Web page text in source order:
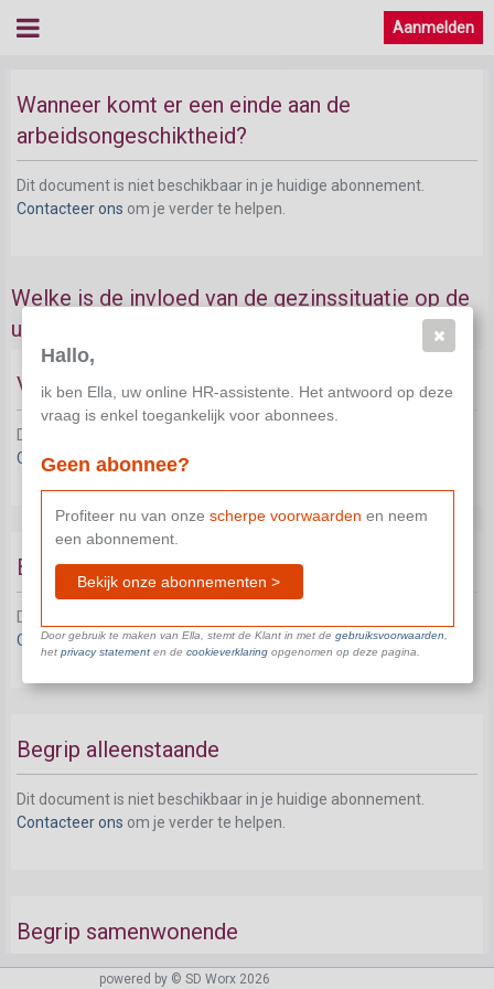
Aanmelden
Wanneer komt er een einde aan de
arbeidsongeschiktheid?
Dit document is niet beschikbaar in je huidige abonnement.
Contacteer ons om je verder te helpen.
Welke is de invloed van de gezinssituatie op de
uitkeringen? Bewijslast?
Vanaf wanneer belangrijk?
Dit document is niet beschikbaar in je huidige abonnement.
Contacteer onsom je verder te helpen.
Begrip gezinslast
Dit document is niet beschikbaar in je huidige abonnement.
Contacteer onsom je verder te helpen.
Begrip alleenstaande
Dit document is niet beschikbaar in je huidige abonnement.
Contacteer ons om je verder te helpen.
Begrip samenwonende
Dit document is niet beschikbaar in je huidige abonnement.
powered by © SD Worx 2026
Hallo,
ik ben Ella, uw online HR-assistente. Het antwoord op deze
vraag is enkel toegankelijk voor abonnees.
Geen abonnee?
Profiteer nu van onze scherpe voorwaarden en neem
een abonnement.
Bekijk onze abonnementen >
Door gebruik te maken van Ella, stemt de Klant in met de gebruiksvoorwaarden
het privacy statementen de cookieverklaringopgenomen op deze pagina.